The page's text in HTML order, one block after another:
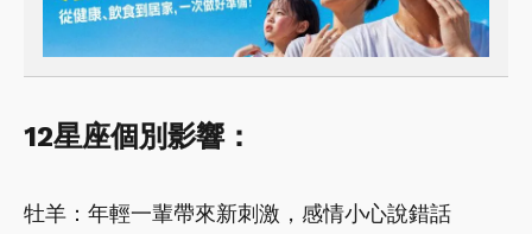
12星座個別影響：
牡羊：年輕一輩帶來新刺激，感情小心說錯話